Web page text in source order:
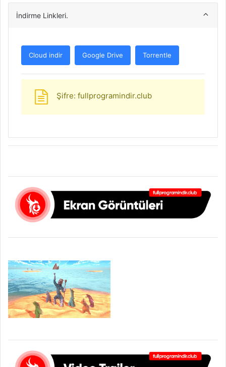
İndirme Linkleri.
Cloud indir Google Drive Torrentle
Şifre: fullprogramindir.club